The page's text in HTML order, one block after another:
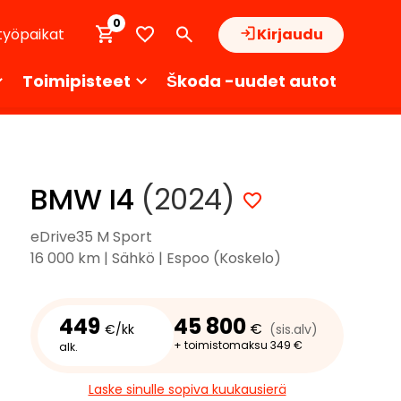
Kirjaudu
0
Toimipisteet Škoda -uudet autot
BMW I4 (2024)
eDrive35 M Sport
16 000 km | Sähkö | Espoo (Koskelo)
449 €/kk
alk.
45 800 € (sis.alv)
+ toimistomaksu 349 €
Laske sinulle sopiva kuukausierä